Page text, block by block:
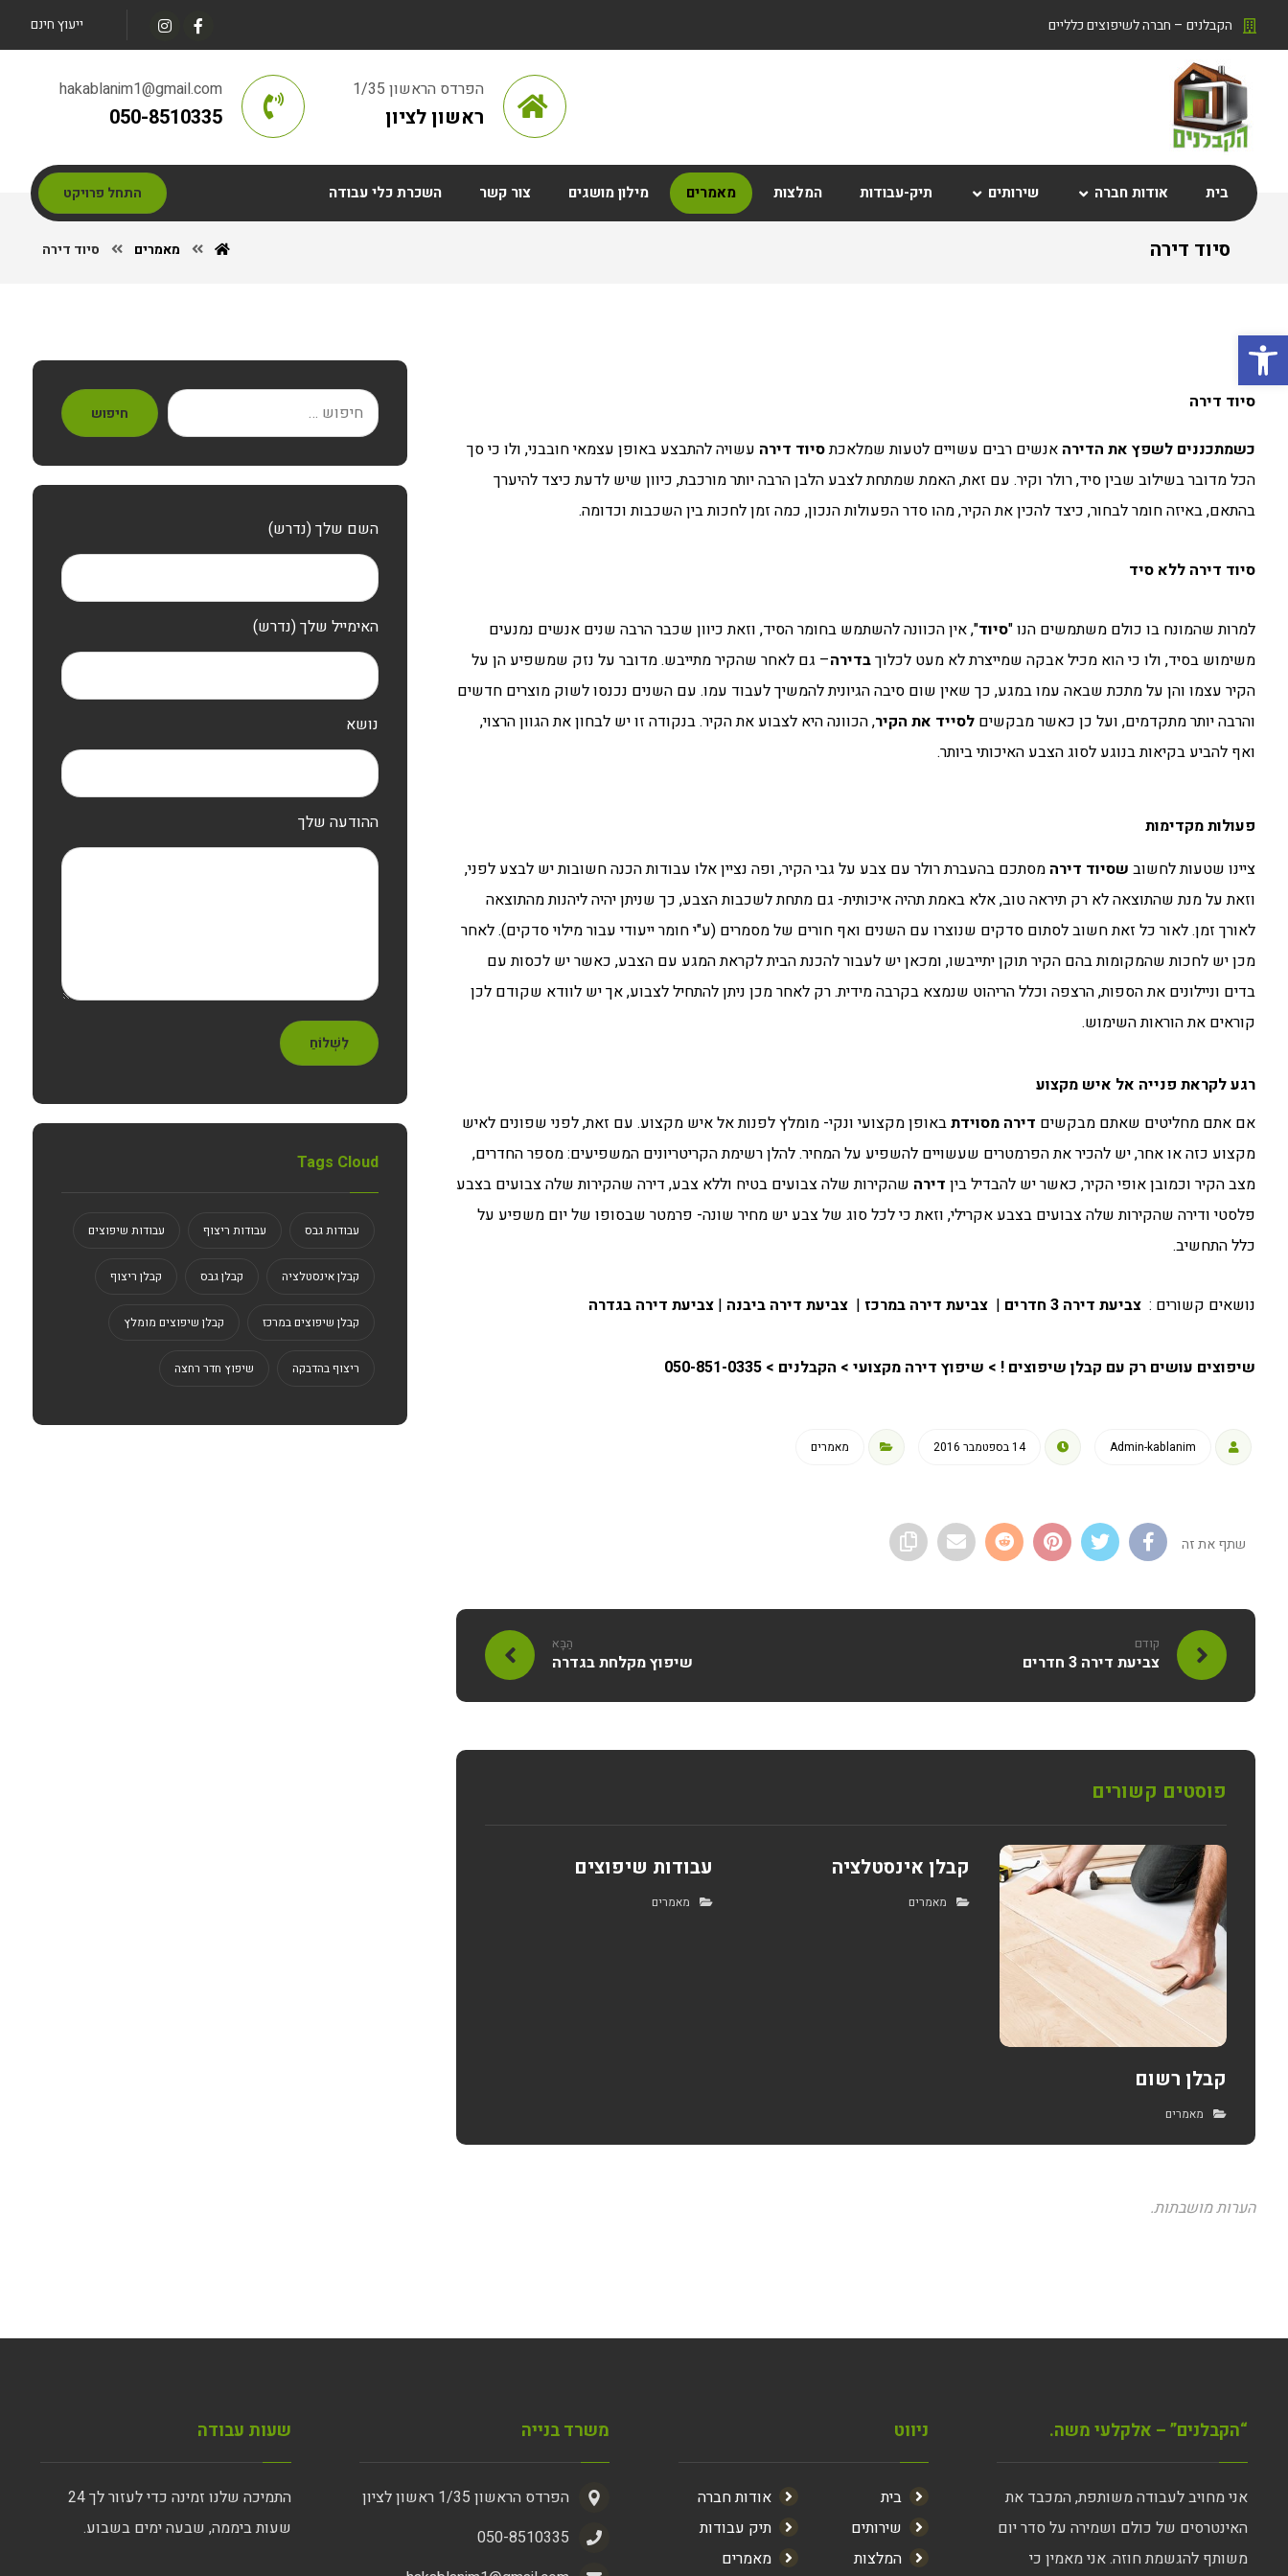
פתח סרגל נגישות
הקבלנים – חברה לשיפוצים כלליים ייעוץ חינם
hakablanim1@gmail.com
050-8510335
הפרדס הראשון 1/35
ראשון לציון
בית אודות חברה שירותים תיק-עבודות המלצות מאמרים מילון מושגים צור קשר השכרת כלי עבודה התחל פרויקט
סיוד דירה מאמרים סיוד דירה
סיוד דירה
כשמתכננים לשפץ את הדירה אנשים רבים עשויים לטעות שמלאכתסיוד דירה עשויה להתבצע באופן עצמאי חובבני, ולו כי סך
הכל מדובר בשילוב שבין סיד, רולר וקיר. עם זאת, האמת שמתחת לצבע הלבן הרבה יותר מורכבת, כיוון שיש לדעת כיצד להיערך
בהתאם, באיזה חומר לבחור, כיצד להכין את הקיר, מהו סדר הפעולות הנכון, כמה זמן לחכות בין השכבות וכדומה.
סיוד דירה ללא סיד
למרות שהמונח בו כולם משתמשים הנו "סיוד", אין הכוונה להשתמש בחומר הסיד, וזאת כיוון שכבר הרבה שנים אנשים נמנעים
משימוש בסיד, ולו כי הוא מכיל אבקה שמייצרת לא מעט לכלוךבדירה– גם לאחר שהקיר מתייבש. מדובר על נזק שמשפיע הן על
הקיר עצמו והן על מתכת שבאה עמו במגע, כך שאין שום סיבה הגיונית להמשיך לעבוד עמו. עם השנים נכנסו לשוק מוצרים חדשים
והרבה יותר מתקדמים, ועל כן כאשר מבקשים לסייד את הקיר, הכוונה היא לצבוע את הקיר. בנקודה זו יש לבחון את הגוון הרצוי,
ואף להביע בקיאות בנוגע לסוג הצבע האיכותי ביותר.
פעולות מקדימות
ציינו שטעות לחשוב שסיוד דירה מסתכם בהעברת רולר עם צבע על גבי הקיר, ופה נציין אלו עבודות הכנה חשובות יש לבצע לפני,
וזאת על מנת שהתוצאה לא רק תיראה טוב, אלא באמת תהיה איכותית- גם מתחת לשכבות הצבע, כך שניתן יהיה ליהנות מהתוצאה
לאורך זמן. לאור כל זאת חשוב לסתום סדקים שנוצרו עם השנים ואף חורים של מסמרים (ע"י חומר ייעודי עבור מילוי סדקים). לאחר
מכן יש לחכות שהמקומות בהם הקיר תוקן יתייבשו, ומכאן יש לעבור להכנת הבית לקראת המגע עם הצבע, כאשר יש לכסות עם
בדים וניילונים את הספות, הרצפה וכלל הריהוט שנמצא בקרבה מידית. רק לאחר מכן ניתן להתחיל לצבוע, אך יש לוודא שקודם לכן
קוראים את הוראות השימוש.
רגע לקראת פנייה אל איש מקצוע
אם אתם מחליטים שאתם מבקשים דירה מסוידתבאופן מקצועי ונקי- מומלץ לפנות אל איש מקצוע. עם זאת, לפני שפונים לאיש
מקצוע כזה או אחר, יש להכיר את הפרמטרים שעשויים להשפיע על המחיר. להלן רשימת הקריטריונים המשפיעים: מספר החדרים,
מצב הקיר וכמובן אופי הקיר, כאשר יש להבדיל בין דירה שהקירות שלה צבועים בטיח וללא צבע, דירה שהקירות שלה צבועים בצבע
פלסטי ודירה שהקירות שלה צבועים בצבע אקרילי, וזאת כי לכל סוג של צבע יש מחיר שונה- פרמטר שבסופו של יום משפיע על
כלל התחשיב.
נושאים קשורים : צביעת דירה 3 חדרים | צביעת דירה במרכז | צביעת דירה ביבנה | צביעת דירה בגדרה
שיפוצים עושים רק עם קבלן שיפוצים ! > שיפוץ דירה מקצועי > הקבלנים > 050-851-0335
Admin-kablanim 14 בספטמבר 2016 מאמרים
קודם
צביעת דירה 3 חדרים
הַבָּא
שיפוץ מקלחת בגדרה
פוסטים קשורים
קבלן רשום
מאמרים
קבלן אינסטלציה
מאמרים
עבודות שיפוצים
מאמרים
הערות מושבתות.
חיפוש
השם שלך (נדרש)
האימייל שלך (נדרש)
נושא
ההודעה שלך
לִשְׁלוֹחַ
Tags Cloud
עבודות גבס עבודות ריצוף עבודות שיפוצים
קבלן אינסטלציה קבלן גבס קבלן ריצוף
קבלן שיפוצים במרכז קבלן שיפוצים מומלץ
ריצוף בהדבקה שיפוץ חדר רחצה
“הקבלנים” – אלקלעי משה.
אני מחויב לעבודה משותפת, המכבד את
האינטרסים של כולם ושמירה על סדר יום
משותף להגשמת חוזה. אני מאמין כי
ניווט
בית
אודות חברה
שירותים
תיק עבודות
המלצות
מאמרים
משרד בנייה
הפרדס הראשון 1/35 ראשון לציון
050-8510335
שעות עבודה
התמיכה שלנו זמינה כדי לעזור לך 24
שעות ביממה, שבעה ימים בשבוע.